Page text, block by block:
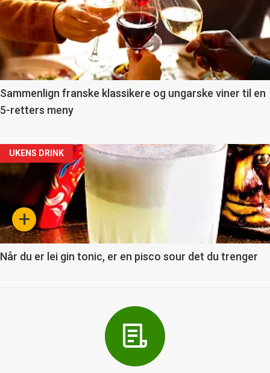
akkurat
nå
-
5
Sammenlign franske klassikere og ungarske viner til en
5-retters meny
Forsiden
akkurat
nå
-
6
+
UKENS DRINK
Når du er lei gin tonic, er en pisco sour det du trenger